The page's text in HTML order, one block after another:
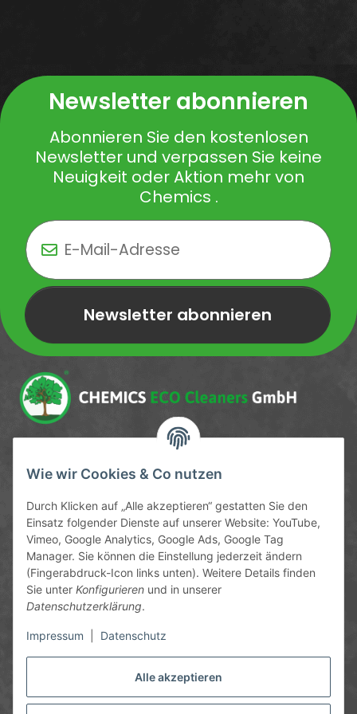
Alle akzeptieren
Wie wir Cookies & Co nutzen
Durch Klicken auf „Alle akzeptieren“ gestatten Sie den
Einsatz folgender Dienste auf unserer Website: YouTube,
Vimeo, Google Analytics, Google Ads, Google Tag
Manager. Sie können die Einstellung jederzeit ändern
(Fingerabdruck-Icon links unten). Weitere Details finden
Sie unter Konfigurieren und in unserer
Datenschutzerklärung.
Impressum Datenschutz
Newsletter abonnieren
Abonnieren Sie den kostenlosen
Newsletter und verpassen Sie keine
Neuigkeit oder Aktion mehr von
Chemics .
Newsletter abonnieren
Newsletter Newsletter abonnieren
Service-Hotline
09372 / 70 80 90
Mo-Fr, 09:00-12:00 | 13:00-17:00 Uhr
Hinter den Straßenäckern 11-13
63906 Erlenbach
info@chemics.eu
Gesetzliche Informationen